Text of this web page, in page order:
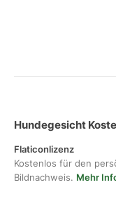
Hundegesicht
Flaticonlizenz
Kostenlos für den
Bildnachweis. Mehr